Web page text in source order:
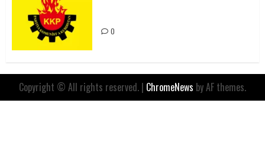
0
Copyright © All rights reserved. | ChromeNews by AF themes.